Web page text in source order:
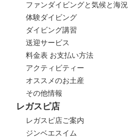
ファンダイビングと気候と海況
体験ダイビング
ダイビング講習
送迎サービス
料金表 お支払い方法
アクティビティー
オススメのお土産
その他情報
レガスピ店
レガスピ店ご案内
ジンベエスイム